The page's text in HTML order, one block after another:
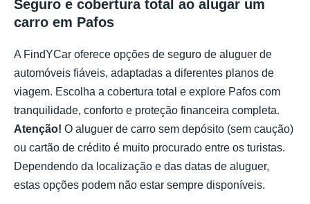
Seguro e cobertura total ao alugar um
carro em Pafos
A FindYCar oferece opções de seguro de aluguer de
automóveis fiáveis, adaptadas a diferentes planos de
viagem. Escolha a cobertura total e explore Pafos com
tranquilidade, conforto e proteção financeira completa.
Atenção! O aluguer de carro sem depósito (sem caução)
ou cartão de crédito é muito procurado entre os turistas.
Dependendo da localização e das datas de aluguer,
estas opções podem não estar sempre disponíveis.